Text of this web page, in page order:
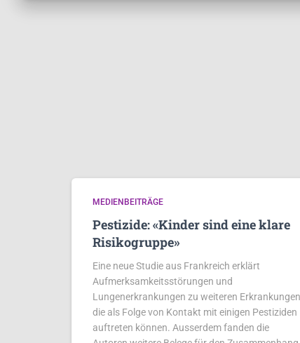
MEDIENBEITRÄGE
Pestizide: «Kinder sind eine klare
Risikogruppe»
Eine neue Studie aus Frankreich erklärt
Aufmerksamkeitsstörungen und
Lungenerkrankungen zu weiteren
die als Folge von Kontakt mit einigen Pestiziden
auftreten können. Ausserdem fanden die